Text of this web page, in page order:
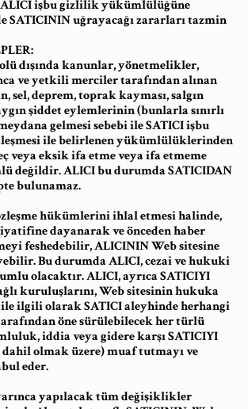
ALICI işbu gizlilik yükümlülüğüne
SATICININ uğrayacağı zararları tazmin
dışında kanunlar, yönetmelikler,
ve yetkili merciler tarafından alınan
sel, deprem, toprak kayması, salgın
şiddet eylemlerinin (bunlarla sınırlı
gelmesi sebebi ile SATICI işbu
ile belirlenen yükümlülüklerinden
veya eksik ifa etme veya ifa etmeme
değildir. ALICI bu durumda SATICIDAN
bulunamaz.
hükümlerini ihlal etmesi halinde,
dayanarak ve önceden haber
feshedebilir, ALICININ Web sitesine
Bu durumda ALICI, cezai ve hukuki
olacaktır. ALICI, ayrıca SATICIYI
kuruluşlarını, Web sitesinin hukuka
ile ilgili olarak SATICI aleyhinde herhangi
öne sürülebilecek her türlü
iddia veya gidere karşı SATICIYI
olmak üzere) muaf tutmayı ve
eder.
yapılacak tüm değişiklikler